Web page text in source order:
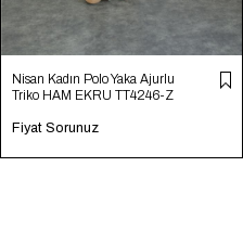
Nisan Kadın Polo Yaka Ajurlu
Triko HAM EKRU TT4246-Z
Fiyat Sorunuz